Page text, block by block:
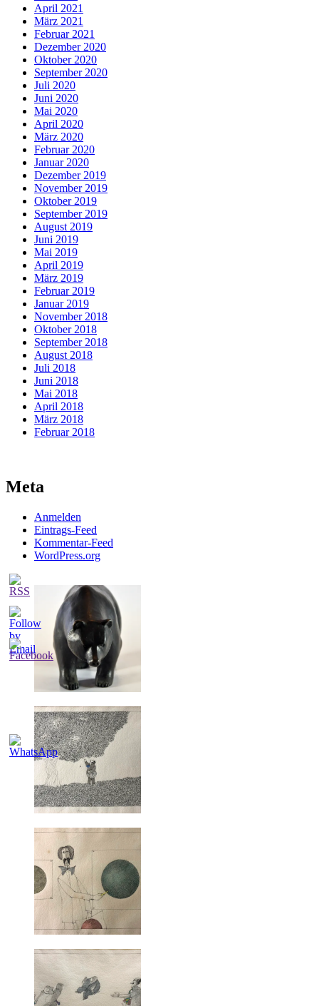
April 2021
März 2021
Februar 2021
Dezember 2020
Oktober 2020
September 2020
Juli 2020
Juni 2020
Mai 2020
April 2020
März 2020
Februar 2020
Januar 2020
Dezember 2019
November 2019
Oktober 2019
September 2019
August 2019
Juni 2019
Mai 2019
April 2019
März 2019
Februar 2019
Januar 2019
November 2018
Oktober 2018
September 2018
August 2018
Juli 2018
Juni 2018
Mai 2018
April 2018
März 2018
Februar 2018
Meta
Anmelden
Eintrags-Feed
Kommentar-Feed
WordPress.org